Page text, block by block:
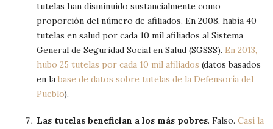
tutelas han disminuido sustancialmente como
proporción del número de afiliados. En 2008, había 40
tutelas en salud por cada 10 mil afiliados al Sistema
General de Seguridad Social en Salud (SGSSS). En 2013,
hubo 25 tutelas por cada 10 mil afiliados (datos basados
en la base de datos sobre tutelas de la Defensoría del
Pueblo).
Las tutelas benefician a los más pobres. Falso. Casi la